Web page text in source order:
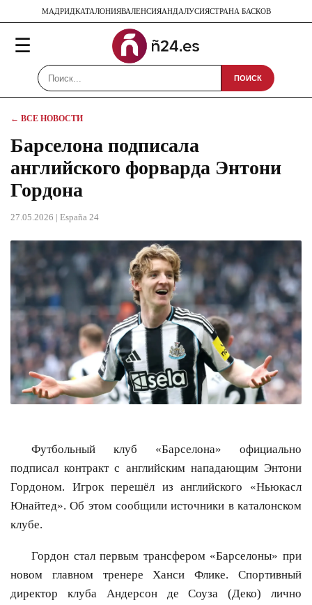
МАДРИДКАТАЛОНИЯВАЛЕНСИЯАНДАЛУСИЯСТРАНА БАСКОВ
☰
ПОИСК
← ВСЕ НОВОСТИ
Барселона подписала
английского форварда Энтони
Гордона
27.05.2026 | España 24
Футбольный клуб «Барселона» официально
подписал контракт с английским нападающим Энтони
Гордоном. Игрок перешёл из английского «Ньюкасл
Юнайтед». Об этом сообщили источники в каталонском
клубе.
Гордон стал первым трансфером «Барселоны» при
новом главном тренере Ханси Флике. Спортивный
директор клуба Андерсон де Соуза (Деко) лично